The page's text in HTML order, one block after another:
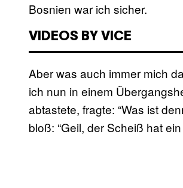
Bosnien war ich sicher.
VIDEOS BY VICE
Aber was auch immer mich
ich nun in einem
abtastete, fragte: “Was ist
bloß: “Geil, der Scheiß hat ein